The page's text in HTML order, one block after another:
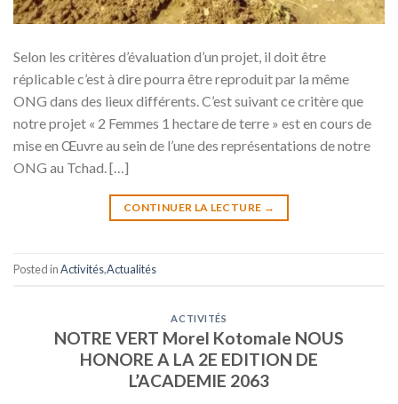
Selon les critères d’évaluation d’un projet, il doit être
réplicable c’est à dire pourra être reproduit par la même
ONG dans des lieux différents. C’est suivant ce critère que
notre projet « 2 Femmes 1 hectare de terre » est en cours de
mise en Œuvre au sein de l’une des représentations de notre
ONG au Tchad. […]
CONTINUER LA LECTURE →
Posted inActivités,Actualités
ACTIVITÉS
NOTRE VERT Morel Kotomale NOUS
HONORE A LA 2E EDITION DE
L’ACADEMIE 2063